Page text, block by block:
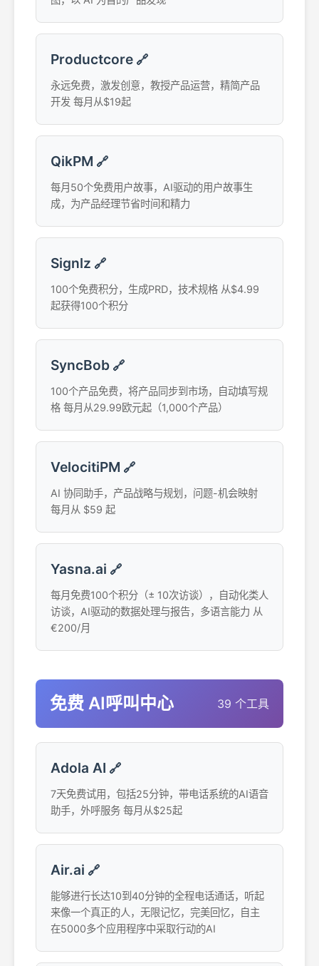
Productcore 🔗
永远免费，激发创意，教授产品运营，精简产品
开发 每月从$19起
QikPM 🔗
每月50个免费用户故事，AI驱动的用户故事生
成，为产品经理节省时间和精力
Signlz 🔗
100个免费积分，生成PRD，技术规格 从$4.99
起获得100个积分
SyncBob 🔗
100个产品免费，将产品同步到市场，自动填写规
格 每月从29.99欧元起（1,000个产品）
VelocitiPM 🔗
AI 协同助手，产品战略与规划，问题-机会映射
每月从 $59 起
Yasna.ai 🔗
每月免费100个积分（± 10次访谈），自动化类人
访谈，AI驱动的数据处理与报告，多语言能力 从
€200/月
免费 AI呼叫中心 39 个工具
Adola AI 🔗
7天免费试用，包括25分钟，带电话系统的AI语音
助手，外呼服务 每月从$25起
Air.ai 🔗
能够进行长达10到40分钟的全程电话通话，听起
来像一个真正的人，无限记忆，完美回忆，自主
在5000多个应用程序中采取行动的AI